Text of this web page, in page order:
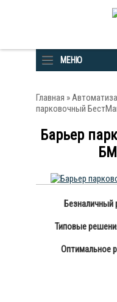
МЕНЮ
Главная »
парковочный
Барьер
Безналичный
Типовые
Оптимальное